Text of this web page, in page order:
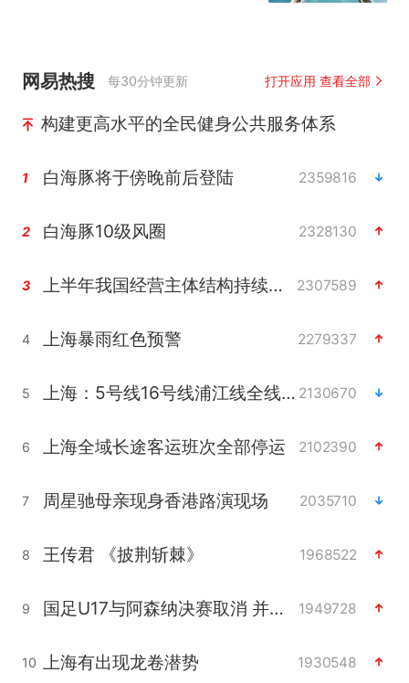
网易热搜 每30分钟更新 打开应用 查看全部
构建更高水平的全民健身公共服务体系
1 白海豚将于傍晚前后登陆 2359816
2 白海豚10级风圈 2328130
3 上半年我国经营主体结构持续优化 2307589
4 上海暴雨红色预警 2279337
5 上海：5号线16号线浦江线全线停运 2130670
6 上海全域长途客运班次全部停运 2102390
7 周星驰母亲现身香港路演现场 2035710
8 王传君 《披荆斩棘》 1968522
9 国足U17与阿森纳决赛取消 并列冠军 1949728
10 上海有出现龙卷潜势 1930548